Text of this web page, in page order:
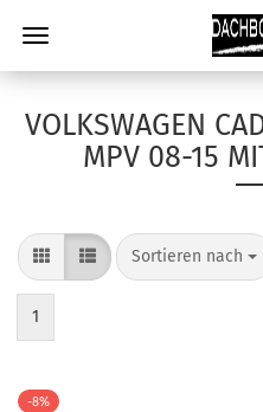
VOLKSWAGEN
MPV 08-15
Sortieren nach
1
-8%